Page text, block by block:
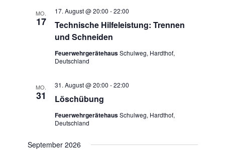
MO.
17
Technische Hilfeleistung: Trennen
und Schneiden
17. August @ 20:00 -22:00
FeuerwehrgerätehausSchulweg, Hardthof,
Deutschland
MO.
31 Löschübung
31. August @ 20:00 -22:00
FeuerwehrgerätehausSchulweg, Hardthof,
Deutschland
September 2026